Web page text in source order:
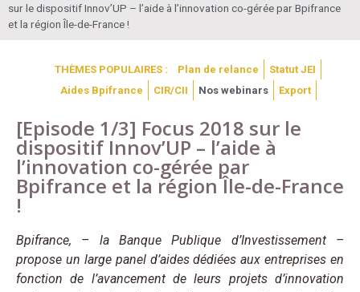
sur le dispositif Innov’UP – l’aide à l’innovation co-gérée par Bpifrance
et la région Île-de-France !
THÈMES POPULAIRES : Plan de relance
Statut JEI
Aides Bpifrance
CIR/CII Nos webinars Export
[Episode 1/3] Focus 2018 sur le
dispositif Innov’UP – l’aide à
l’innovation co-gérée par
Bpifrance et la région Île-de-France
!
Bpifrance, – la Banque Publique d’Investissement –
propose un large panel d’aides dédiées aux entreprises en
fonction de l’avancement de leurs projets d’innovation